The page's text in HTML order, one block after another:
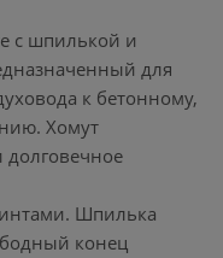
с шпилькой и
для
к бетонному,
Хомут
долговечное
Шпилька
конец